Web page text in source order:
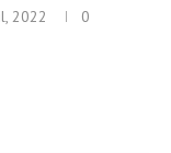
2022
0